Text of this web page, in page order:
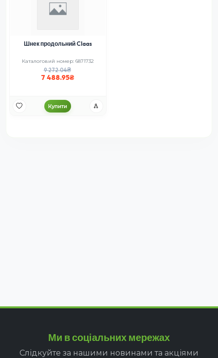
Шнек продольний Claas
Каталоговий номер: 6871732
9 272.04
7 488.95
Купити
Ми в соціальних мережах
Слідкуйте за нашими новинами та акціями